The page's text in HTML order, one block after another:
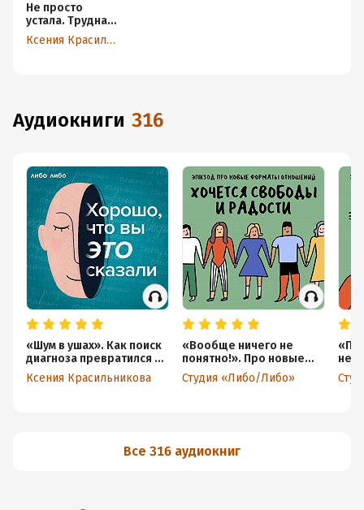
Не просто
устала. Трудная
правда о
послеродовойКсения Красильникова
аудиокниги 316
«Шум в ушах». Как поиск
диагноза превратился в
детектив
Ксения Красильникова
«Вообще ничего не
понятно!». Про новые
форматы отношений
Студия «Либо/Либо»
не
Все 316 аудиокниг